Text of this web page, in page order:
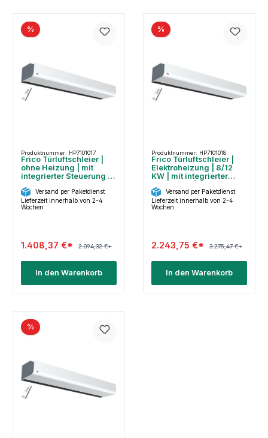
%
Produktnummer: HP7101017
Frico Türluftschleier |
ohne Heizung | mit
integrierter Steuerung |
Versand per Paketdienst
Lieferzeit innerhalb von 2-4
Wochen
1.408,37 €* 2.094,32 €*
In den Warenkorb
%
Produktnummer: HP7101018
Frico Türluftschleier |
Elektroheizung | 8/12
KW | mit integrierter
Versand per Paketdienst
Lieferzeit innerhalb von 2-4
Wochen
2.243,75 €* 3.275,47 €*
In den Warenkorb
%